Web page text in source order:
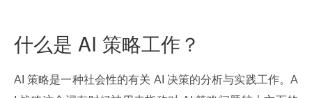
什么是 AI 策略工作？
AI 策略是一种社会性的有关 AI 决策的分析与实践工作。A